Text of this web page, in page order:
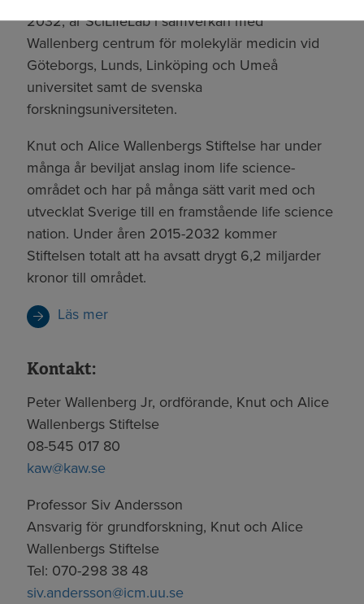
2032, är SciLifeLab i samverkan med
Wallenberg centrum för molekylär medicin vid
Göteborgs, Lunds, Linköping och Umeå
universitet samt de svenska
forskningsuniversiteten.
Knut och Alice Wallenbergs Stiftelse har under
många år beviljat anslag inom life science-
området och har på många sätt varit med och
utvecklat Sverige till en framstående life science
nation. Under åren 2015-2032 kommer
Stiftelsen totalt att ha avsatt drygt 6,2 miljarder
kronor till området.
Läs mer
Kontakt:
Peter Wallenberg Jr, ordförande, Knut och Alice
Wallenbergs Stiftelse
08-545 017 80
kaw@kaw.se
Professor Siv Andersson
Ansvarig för grundforskning, Knut och Alice
Wallenbergs Stiftelse
Tel: 070-298 38 48
siv.andersson@icm.uu.se